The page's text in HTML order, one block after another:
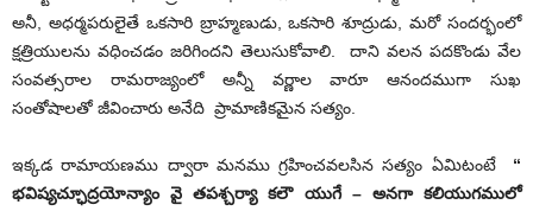
అనీ, అధర్మపరులైతే ఒకసారి బ్రాహ్మణుడు, ఒకసారి శూద్రుడు, మరో సందర్భంలో
క్షత్రియులను వధించడం జరిగిందని తెలుసుకోవాలి. దాని వలన పదకొండు వేల
సంవత్సరాల రామరాజ్యంలో అన్నీ వర్ణాల వారూ ఆనందముగా సుఖ
సంతోషాలతో జీవించారు అనేది ప్రామాణికమైన సత్యం.
ఇక్కడ రామాయణము ద్వారా మనము గ్రహించవలసిన సత్యం ఏమిటంటే “
భవిష్యచ్ఛూద్రయోన్యాం వై తపశ్చర్యా కలౌ యుగే – అనగా కలియుగములో